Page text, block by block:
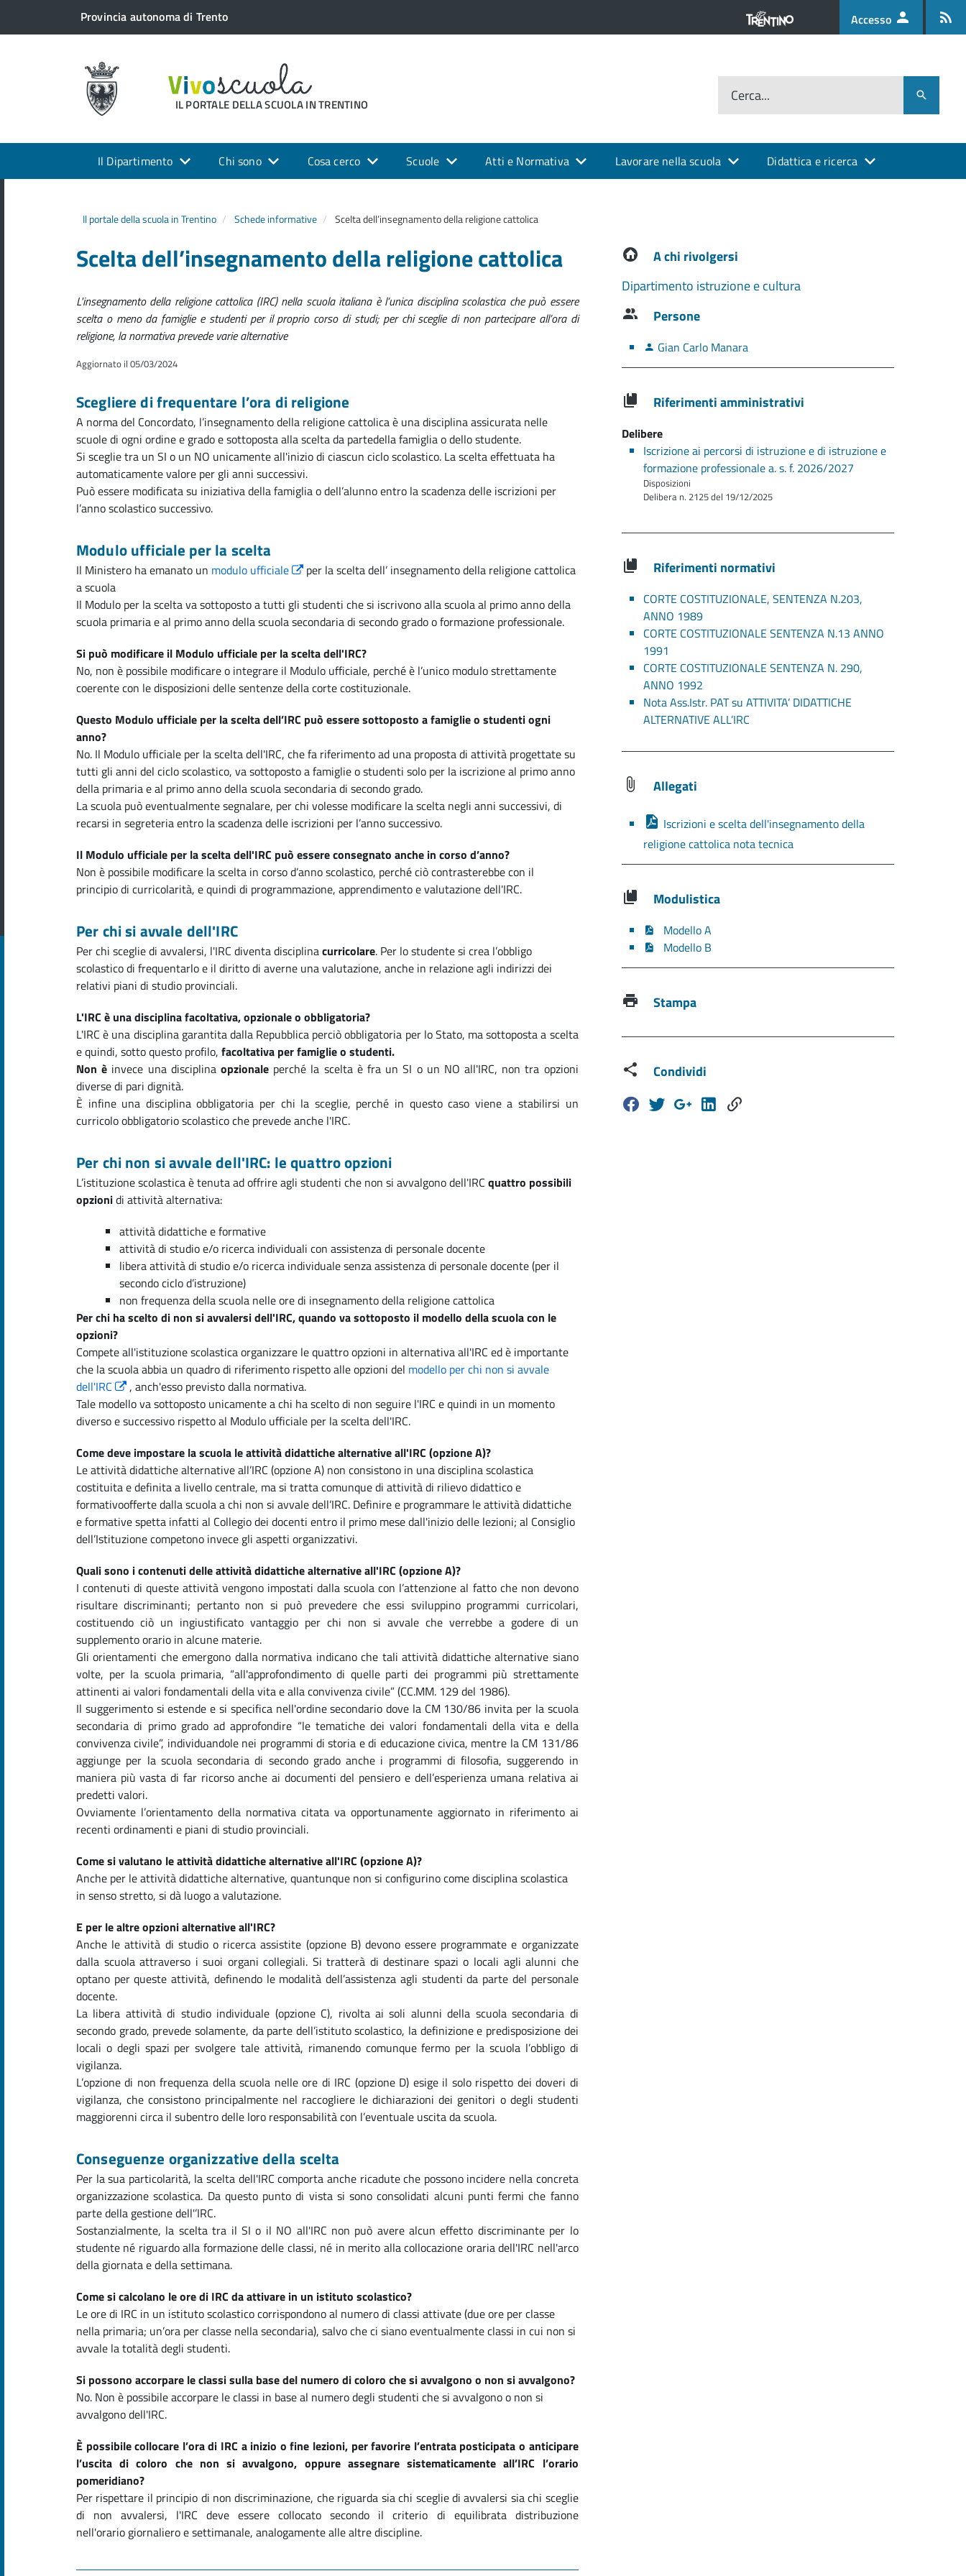
Provincia autonoma di Trento Accesso
IL PORTALE DELLA SCUOLA IN TRENTINO Cerca...
Il Dipartimento Chi sono Cosa cerco Scuole Atti e Normativa Lavorare nella scuola Didattica e ricerca
Il portale della scuola in Trentino Schede informative Scelta dell’insegnamento della religione cattolica
Scelta dell’insegnamento della religione cattolica
L'insegnamento della religione cattolica (IRC) nella scuola italiana è l’unica disciplina scolastica che può essere
scelta o meno da famiglie e studenti per il proprio corso di studi; per chi sceglie di non partecipare all’ora di
religione, la normativa prevede varie alternative
Aggiornato il 05/03/2024
Scegliere di frequentare l’ora di religione
A norma del Concordato, l’insegnamento della religione cattolica è una disciplina assicurata nelle
scuole di ogni ordine e grado e sottoposta alla scelta da partedella famiglia o dello studente.
Si sceglie tra un SI o un NO unicamente all'inizio di ciascun ciclo scolastico. La scelta effettuata ha
automaticamente valore per gli anni successivi.
Può essere modificata su iniziativa della famiglia o dell’alunno entro la scadenza delle iscrizioni per
l’anno scolastico successivo.
Modulo ufficiale per la scelta
Il Ministero ha emanato un modulo ufficiale
per la scelta dell’ insegnamento della religione cattolica
a scuola
Il Modulo per la scelta va sottoposto a tutti gli studenti che si iscrivono alla scuola al primo anno della
scuola primaria e al primo anno della scuola secondaria di secondo grado o formazione professionale.
Si può modificare il Modulo ufficiale per la scelta dell'IRC?
No, non è possibile modificare o integrare il Modulo ufficiale, perché è l’unico modulo strettamente
coerente con le disposizioni delle sentenze della corte costituzionale.
Questo Modulo ufficiale per la scelta dell’IRC può essere sottoposto a famiglie o studenti ogni
anno?
No. Il Modulo ufficiale per la scelta dell'IRC, che fa riferimento ad una proposta di attività progettate su
tutti gli anni del ciclo scolastico, va sottoposto a famiglie o studenti solo per la iscrizione al primo anno
della primaria e al primo anno della scuola secondaria di secondo grado.
La scuola può eventualmente segnalare, per chi volesse modificare la scelta negli anni successivi, di
recarsi in segreteria entro la scadenza delle iscrizioni per l’anno successivo.
Il Modulo ufficiale per la scelta dell'IRC può essere consegnato anche in corso d’anno?
Non è possibile modificare la scelta in corso d’anno scolastico, perché ciò contrasterebbe con il
principio di curricolarità, e quindi di programmazione, apprendimento e valutazione dell'IRC.
Per chi si avvale dell'IRC
Per chi sceglie di avvalersi, l'IRC diventa disciplinacurricolare. Per lo studente si crea l’obbligo
scolastico di frequentarlo e il diritto di averne una valutazione, anche in relazione agli indirizzi dei
relativi piani di studio provinciali.
L'IRC è una disciplina facoltativa, opzionale o obbligatoria?
L'IRC è una disciplina garantita dalla Repubblica perciò obbligatoria per lo Stato, ma sottoposta a scelta
e quindi, sotto questo profilo, facoltativa per famiglie o studenti.
Non è invece una disciplina opzionaleperché la scelta è fra un SI o un NO all'IRC, non tra opzioni
diverse di pari dignità.
È infine una disciplina obbligatoria per chi la sceglie, perché in questo caso viene a stabilirsi un
curricolo obbligatorio scolastico che prevede anche l'IRC.
Per chi non si avvale dell'IRC: le quattro opzioni
L’istituzione scolastica è tenuta ad offrire agli studenti che non si avvalgono dell'IRC quattro possibili
opzionidi attività alternativa:
attività didattiche e formative
attività di studio e/o ricerca individuali con assistenza di personale docente
libera attività di studio e/o ricerca individuale senza assistenza di personale docente (per il
secondo ciclo d’istruzione)
non frequenza della scuola nelle ore di insegnamento della religione cattolica
Per chi ha scelto di non si avvalersi dell'IRC, quando va sottoposto il modello della scuola con le
opzioni?
Compete all'istituzione scolastica organizzare le quattro opzioni in alternativa all'IRC ed è importante
che la scuola abbia un quadro di riferimento rispetto alle opzioni del modello per chi non si avvale
dell'IRC
, anch'esso previsto dalla normativa.
Tale modello va sottoposto unicamente a chi ha scelto di non seguire l'IRC e quindi in un momento
diverso e successivo rispetto al Modulo ufficiale per la scelta dell'IRC.
Come deve impostare la scuola le attività didattiche alternative all'IRC (opzione A)?
Le attività didattiche alternative all’IRC (opzione A) non consistono in una disciplina scolastica
costituita e definita a livello centrale, ma si tratta comunque di attività di rilievo didattico e
formativoofferte dalla scuola a chi non si avvale dell’IRC. Definire e programmare le attività didattiche
e formative spetta infatti al Collegio dei docenti entro il primo mese dall'inizio delle lezioni; al Consiglio
dell’Istituzione competono invece gli aspetti organizzativi.
Quali sono i contenuti delle attività didattiche alternative all'IRC (opzione A)?
I contenuti di queste attività vengono impostati dalla scuola con l’attenzione al fatto che non devono
risultare discriminanti; pertanto non si può prevedere che essi sviluppino programmi curricolari,
costituendo ciò un ingiustificato vantaggio per chi non si avvale che verrebbe a godere di un
supplemento orario in alcune materie.
Gli orientamenti che emergono dalla normativa indicano che tali attività didattiche alternative siano
volte, per la scuola primaria, “all'approfondimento di quelle parti dei programmi più strettamente
attinenti ai valori fondamentali della vita e alla convivenza civile” (CC.MM. 129 del 1986).
Il suggerimento si estende e si specifica nell'ordine secondario dove la CM 130/86 invita per la scuola
secondaria di primo grado ad approfondire “le tematiche dei valori fondamentali della vita e della
convivenza civile”, individuandole nei programmi di storia e di educazione civica, mentre la CM 131/86
aggiunge per la scuola secondaria di secondo grado anche i programmi di filosofia, suggerendo in
maniera più vasta di far ricorso anche ai documenti del pensiero e dell’esperienza umana relativa ai
predetti valori.
Ovviamente l’orientamento della normativa citata va opportunamente aggiornato in riferimento ai
recenti ordinamenti e piani di studio provinciali.
Come si valutano le attività didattiche alternative all'IRC (opzione A)?
Anche per le attività didattiche alternative, quantunque non si configurino come disciplina scolastica
in senso stretto, si dà luogo a valutazione.
E per le altre opzioni alternative all'IRC?
Anche le attività di studio o ricerca assistite (opzione B) devono essere programmate e organizzate
dalla scuola attraverso i suoi organi collegiali. Si tratterà di destinare spazi o locali agli alunni che
optano per queste attività, definendo le modalità dell’assistenza agli studenti da parte del personale
docente.
La libera attività di studio individuale (opzione C), rivolta ai soli alunni della scuola secondaria di
secondo grado, prevede solamente, da parte dell’istituto scolastico, la definizione e predisposizione dei
locali o degli spazi per svolgere tale attività, rimanendo comunque fermo per la scuola l’obbligo di
vigilanza.
L’opzione di non frequenza della scuola nelle ore di IRC (opzione D) esige il solo rispetto dei doveri di
vigilanza, che consistono principalmente nel raccogliere le dichiarazioni dei genitori o degli studenti
maggiorenni circa il subentro delle loro responsabilità con l’eventuale uscita da scuola.
Conseguenze organizzative della scelta
Per la sua particolarità, la scelta dell'IRC comporta anche ricadute che possono incidere nella concreta
organizzazione scolastica. Da questo punto di vista si sono consolidati alcuni punti fermi che fanno
parte della gestione dell'’IRC.
Sostanzialmente, la scelta tra il SI o il NO all'IRC non può avere alcun effetto discriminante per lo
studente né riguardo alla formazione delle classi, né in merito alla collocazione oraria dell'IRC nell'arco
della giornata e della settimana.
Come si calcolano le ore di IRC da attivare in un istituto scolastico?
Le ore di IRC in un istituto scolastico corrispondono al numero di classi attivate (due ore per classe
nella primaria; un’ora per classe nella secondaria), salvo che ci siano eventualmente classi in cui non si
avvale la totalità degli studenti.
Si possono accorpare le classi sulla base del numero di coloro che si avvalgono o non si avvalgono?
No. Non è possibile accorpare le classi in base al numero degli studenti che si avvalgono o non si
avvalgono dell'IRC.
È possibile collocare l’ora di IRC a inizio o fine lezioni, per favorire l’entrata posticipata o anticipare
l’uscita di coloro che non si avvalgono, oppure assegnare sistematicamente all’IRC l’orario
pomeridiano?
Per rispettare il principio di non discriminazione, che riguarda sia chi sceglie di avvalersi sia chi sceglie
di non avvalersi, l'IRC deve essere collocato secondo il criterio di equilibrata distribuzione
nell'orario giornaliero e settimanale, analogamente alle altre discipline.
A chi rivolgersi
Dipartimento istruzione e cultura
Persone
Gian Carlo Manara
Riferimenti amministrativi
Delibere
Iscrizione ai percorsi di istruzione e di istruzione e
formazione professionale a. s. f. 2026/2027
Disposizioni
Delibera n. 2125 del 19/12/2025
Riferimenti normativi
CORTE COSTITUZIONALE, SENTENZA N.203,
ANNO 1989
CORTE COSTITUZIONALE SENTENZA N.13 ANNO
1991
CORTE COSTITUZIONALE SENTENZA N. 290,
ANNO 1992
Nota Ass.Istr. PAT su ATTIVITA’ DIDATTICHE
ALTERNATIVE ALL’IRC
Allegati
Iscrizioni e scelta dell'insegnamento della
religione cattolica nota tecnica
Modulistica
Modello A
Modello B
Stampa
Condividi